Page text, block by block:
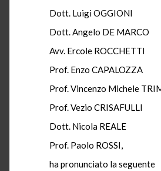
Dott. Luigi OGGIONI
Dott. Angelo DE MARCO
Avv. Ercole ROCCHETTI
Prof. Enzo CAPALOZZA
Prof. Vincenzo Michele
Prof. Vezio CRISAFULLI
Dott. Nicola REALE
Prof. Paolo ROSSI,
ha pronunciato la seguente